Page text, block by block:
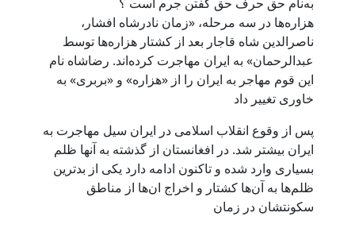
هزاره‌ها در سه مرحله، «زمان نادرشاه افشار،
ناصرالدین شاه قاجار بعد از کشتار هزاره‌ها توسط
عبدالرحمان» به ایران مهاجرت کرده‌اند. رضاشاه نام
این قوم مهاجر به ایران را از «هزاره» و «بربری» به
خاوری تغییر داد
پس از وقوع انقلاب اسلامی در ایران سیل مهاجرت به
ایران بیشتر شد. در افغانستان از گذشته به آنها ظلم
بسیاری وارد شده و تاکنون ادامه دارد یکی از بدترین
ظلم‌ها به آن‌ها کشتار و اخراج ان‌ها از مناطق
سکونتشان در زمان